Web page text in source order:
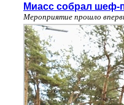
Миасс собрал шеф-
Мероприятие прошло